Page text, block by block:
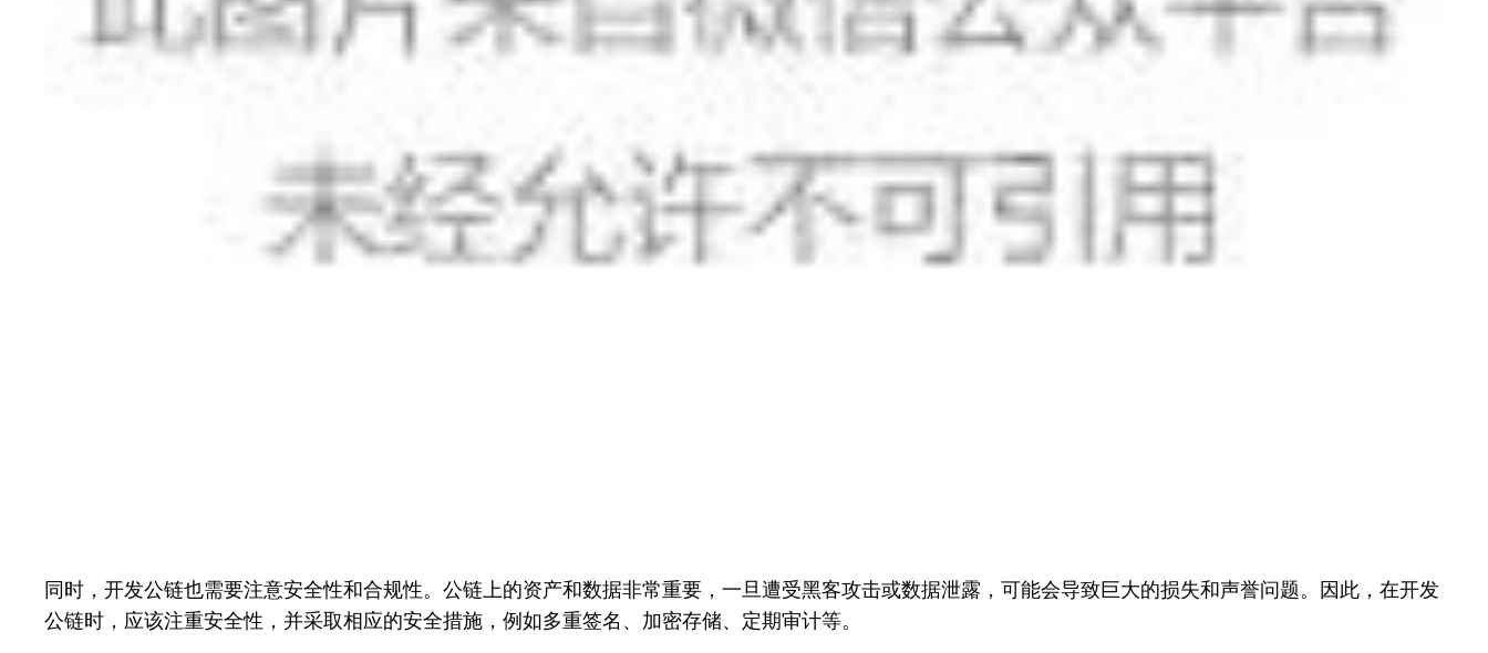
同时，开发公链也需要注意安全性和合规性。公链上的资产和数据非常重要，一旦遭受黑客攻击或数据泄露，可能会导致巨大的损失和声誉问题。因此，在开发
公链时，应该注重安全性，并采取相应的安全措施，例如多重签名、加密存储、定期审计等。